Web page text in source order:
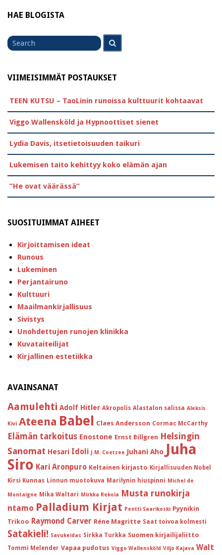
HAE BLOGISTA
Search
for
VIIMEISIMMÄT POSTAUKSET
TEEN KUTSU – TaoLinin runoissa kulttuurit kohtaavat
Viggo Wallensköld ja Hypnoottiset sienet
Lydia Davis, itsetietoisuuden taikuri
Lukemisen taito kehittyy koko elämän ajan
”He ovat väärässä”
SUOSITUIMMAT AIHEET
Kirjoittamisen ideat
Runous
Lukeminen
Perjantairuno
Kulttuuri
Maailmankirjallisuus
Sivistys
Unohdettujen runojen klinikka
Kuvataiteilijat
Kirjallinen estetiikka
AVAINSANAT
Aamulehti Adolf Hitler Akropolis Alastalon salissa Aleksis
Kivi Ateena Babel Claes Andersson Cormac McCarthy
Elämän tarkoitus Enostone Ernst Billgren Helsingin
Sanomat Hesari Idoli J.M. Coetzee Juhani Aho Juha
Siro Kari Aronpuro Keltainen kirjasto Kirjallisuuden Nobel
Kirsi Kunnas Linnun muotokuva Marilynin hiuspinni Michel de
Montaigne Mika Waltari Mirkka Rekola Musta runokirja
ntamo Palladium Kirjat Pentti Saarikoski Pyynikin
Trikoo Raymond Carver Réne Magritte Saat toivoa kolmesti
Satakieli! Savukeidas Sirkka Turkka Suomen kirjailijaliitto
Tommi Melender Vapaa pudotus Viggo Wallensköld Viljo Kajava Walt